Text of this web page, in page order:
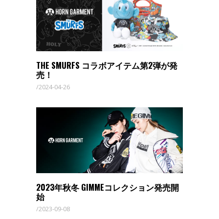
THE SMURFS コラボアイテム第2弾が発
売！
2024-04-26
2023年秋冬 GIMMEコレクション発売開
始
2023-09-08